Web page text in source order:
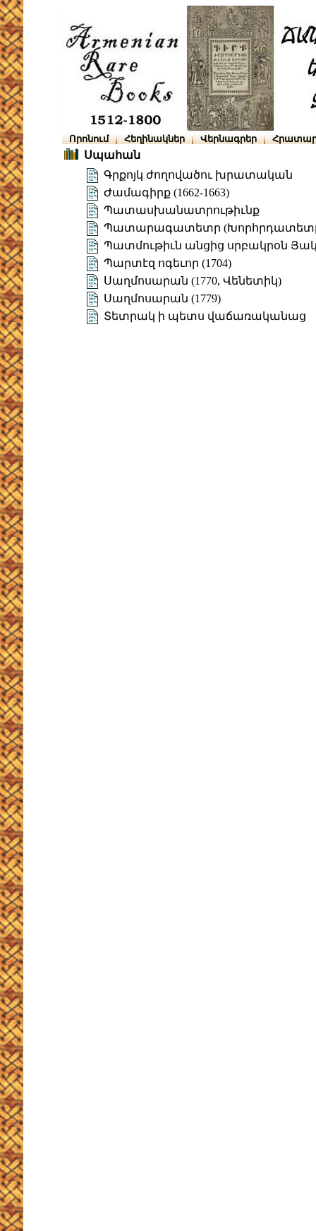
Որոնում Հեղինակներ Վերնագրեր
Սպահան
Գրքոյկ ժողովածու խրատական
Ժամագիրք (1662-1663)
Պատասխանատրութիւնք
Պատարագատետր
Պատմութիւն անցից սրբակրօն
Պարտէզ ոգեւոր (1704)
Սաղմոսարան (1770, Վենետիկ)
Սաղմոսարան (1779)
Տետրակ ի պետս վաճառականաց